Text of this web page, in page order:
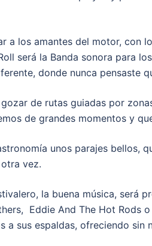
a los amantes del motor, con
será la Banda sonora para
donde nunca pensaste
de rutas guiadas por
de grandes momentos y
unos parajes bellos,
vez.
la buena música, será
Eddie And The Hot Rods
a sus espaldas, ofreciendo sin